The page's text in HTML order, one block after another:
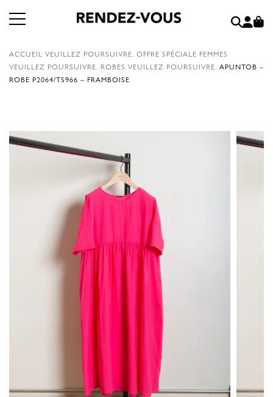
ACCUEIL VEUILLEZ POURSUIVRE. OFFRE SPÉCIALE FEMMES
VEUILLEZ POURSUIVRE. ROBES VEUILLEZ POURSUIVRE. APUNTOB –
ROBE P2064/TS966 – FRAMBOISE